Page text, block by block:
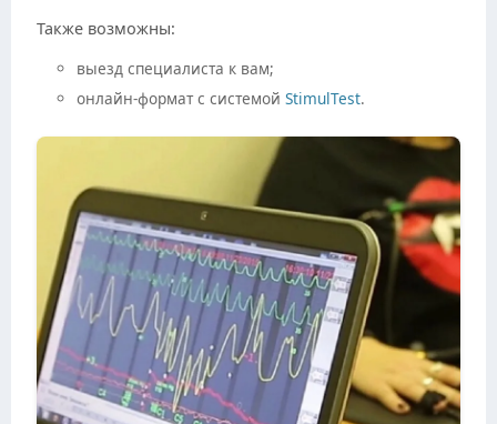
Также возможны:
выезд специалиста к вам;
онлайн-формат с системой StimulTest.